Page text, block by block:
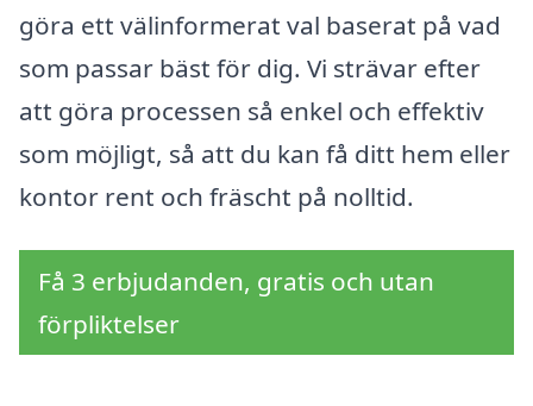
göra ett välinformerat val baserat på vad
som passar bäst för dig. Vi strävar efter
att göra processen så enkel och effektiv
som möjligt, så att du kan få ditt hem eller
kontor rent och fräscht på nolltid.
Få 3 erbjudanden, gratis och utan
förpliktelser